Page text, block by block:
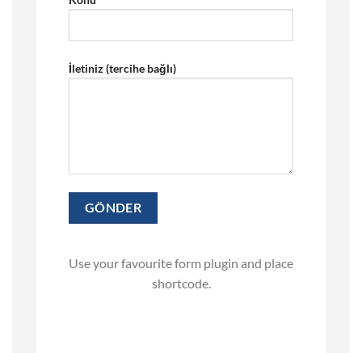
İletiniz (tercihe bağlı)
Use your favourite form plugin and place
shortcode.